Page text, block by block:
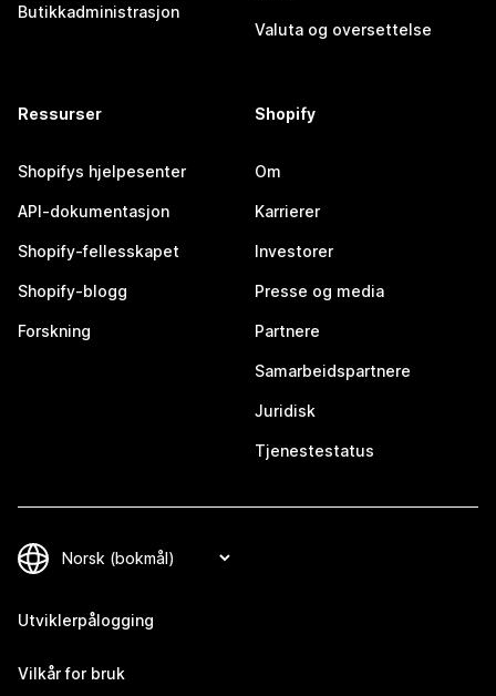
Butikkadministrasjon
Valuta og oversettelse
Ressurser
Shopifys hjelpesenter
API-dokumentasjon
Shopify-fellesskapet
Shopify-blogg
Forskning
Shopify
Om
Karrierer
Investorer
Presse og media
Partnere
Samarbeidspartnere
Juridisk
Tjenestestatus
Utviklerpålogging
Vilkår for bruk